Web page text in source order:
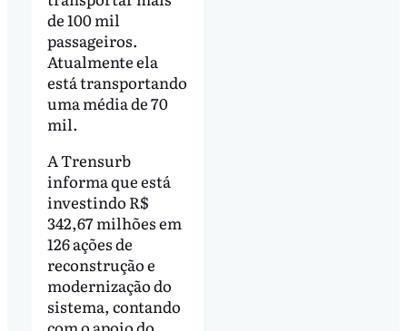
de 100 mil
passageiros.
Atualmente ela
está transportando
uma média de 70
mil.
A Trensurb
informa que está
investindo R$
342,67 milhões em
126 ações de
reconstrução e
modernização do
sistema, contando